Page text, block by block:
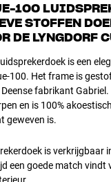
100
STOFFEN
DE LYNGDORF
is een
100. Het frame is
fabrikant Gabriel.
en is 100%
geweven is.
is verkrijgbaar
een goede match vindt